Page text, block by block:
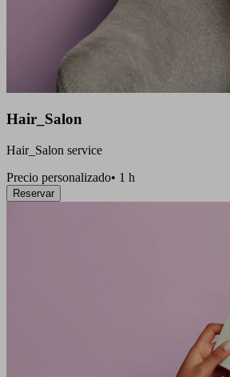
Hair_Salon
Hair_Salon service
Precio personalizado• 1 h
Reservar